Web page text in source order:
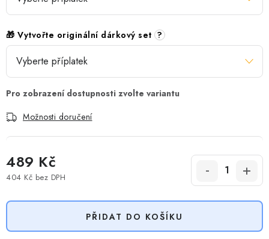
🎁 Vytvořte originální dárkový set ?
Možnosti doručení
489 Kč
404 Kč bez DPH
PŘIDAT DO KOŠÍKU